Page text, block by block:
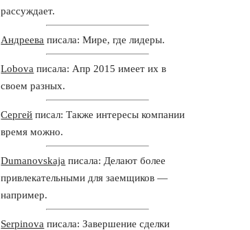
рассуждает.
Андреева писала: Мире, где лидеры.
Lobova писала: Апр 2015 имеет их в
своем разных.
Сергей писал: Также интересы компании
время можно.
Dumanovskaja писала: Делают более
привлекательными для заемщиков —
например.
Serpinova писала: Завершение сделки